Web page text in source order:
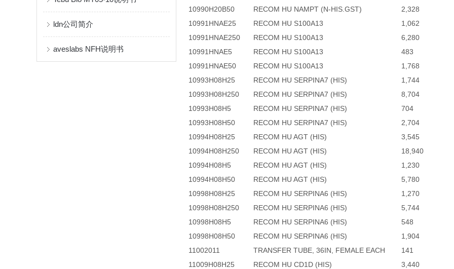
ldn公司简介
aveslabs NFH说明书
10990H20B50
RECOM HU NAMPT (N-HIS.GST)
2,328
10991HNAE25
RECOM HU S100A13
1,062
10991HNAE250
RECOM HU S100A13
6,280
10991HNAE5
RECOM HU S100A13
483
10991HNAE50
RECOM HU S100A13
1,768
10993H08H25
RECOM HU SERPINA7 (HIS)
1,744
10993H08H250
RECOM HU SERPINA7 (HIS)
8,704
10993H08H5
RECOM HU SERPINA7 (HIS)
704
10993H08H50
RECOM HU SERPINA7 (HIS)
2,704
10994H08H25
RECOM HU AGT (HIS)
3,545
10994H08H250
RECOM HU AGT (HIS)
18,940
10994H08H5
RECOM HU AGT (HIS)
1,230
10994H08H50
RECOM HU AGT (HIS)
5,780
10998H08H25
RECOM HU SERPINA6 (HIS)
1,270
10998H08H250
RECOM HU SERPINA6 (HIS)
5,744
10998H08H5
RECOM HU SERPINA6 (HIS)
548
10998H08H50
RECOM HU SERPINA6 (HIS)
1,904
11002011
TRANSFER TUBE, 36IN, FEMALE EACH
141
11009H08H25
RECOM HU CD1D (HIS)
3,440